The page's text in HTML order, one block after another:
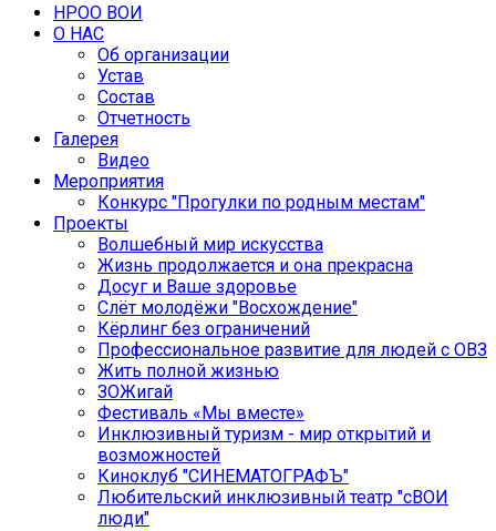
НРОО ВОИ
О НАС
Об организации
Устав
Состав
Отчетность
Галерея
Видео
Мероприятия
Конкурс "Прогулки по родным местам"
Проекты
Волшебный мир искусства
Жизнь продолжается и она прекрасна
Досуг и Ваше здоровье
Cлёт молодёжи "Восхождение"
Кёрлинг без ограничений
Профессиональное развитие для людей с ОВЗ
Жить полной жизнью
ЗОЖигай
Фестиваль «Мы вместе»
Инклюзивный туризм - мир открытий и
возможностей
Киноклуб "СИНЕМАТОГРАФЪ"
Любительский инклюзивный театр "сВОИ
люди"